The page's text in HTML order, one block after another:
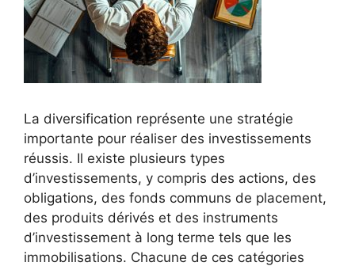
La diversification représente une stratégie
importante pour réaliser des investissements
réussis. Il existe plusieurs types
d’investissements, y compris des actions, des
obligations, des fonds communs de placement,
des produits dérivés et des instruments
d’investissement à long terme tels que les
immobilisations. Chacune de ces catégories